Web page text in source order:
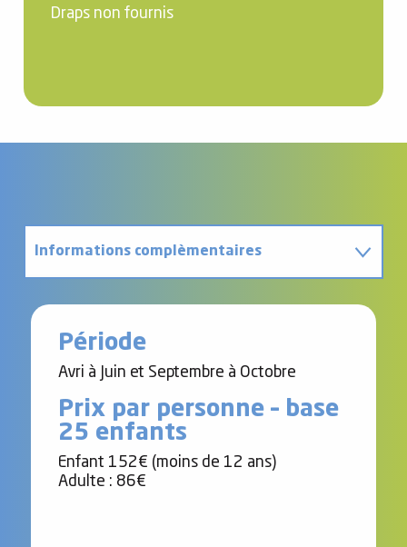
Draps non fournis
Informations complèmentaires
Contact
Période
Avri à Juin et Septembre à Octobre
Prix par personne – base
25 enfants
Enfant 152€ (moins de 12 ans)
Adulte : 86€